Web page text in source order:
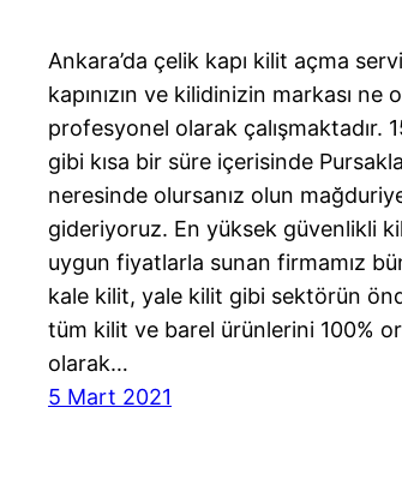
Ankara’da çelik kapı kilit açma
kapınızın ve kilidinizin markası ne
profesyonel olarak çalışmaktadır.
gibi kısa bir süre içerisinde
neresinde olursanız olun
gideriyoruz. En yüksek güvenlikli
uygun fiyatlarla sunan firmamız
kale kilit, yale kilit gibi sektörün
tüm kilit ve barel ürünlerini 100%
olarak…
5 Mart 2021